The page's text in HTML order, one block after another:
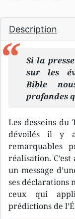
Description
Si la
sur les
Bible
profondes
Les desseins du
dévoilés il y
remarquables
réalisation.
un message
ses déclarations
ceux qui
prédictions de